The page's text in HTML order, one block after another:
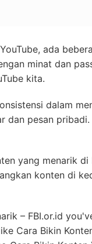
ada
minat dan
kita.
dalam
dan pesan
yang menarik di
konten di
– FBI.or.id
Cara Bikin